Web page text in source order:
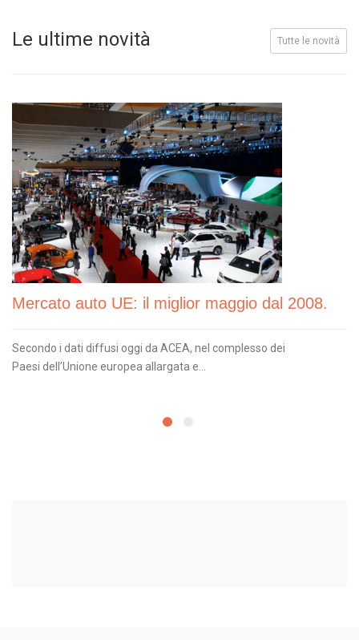
Tutte le novità
Le ultime novità
Mercato auto UE: il miglior maggio dal 2008.
Secondo i dati diffusi oggi da ACEA, nel complesso dei
Paesi dell’Unione europea allargata e...